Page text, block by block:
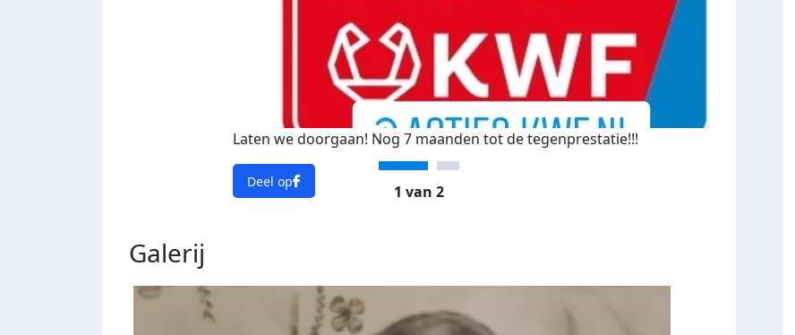
Laten we doorgaan! Nog 7 maanden tot de tegenprestatie!!!
Deel op
1 van 2
Galerij